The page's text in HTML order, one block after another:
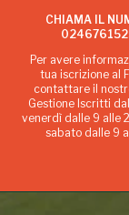
CHIAMA IL
Per avere
tua iscrizione al
contattare il
Gestione Iscritti
venerdì dalle 9 alle
sabato dalle 9